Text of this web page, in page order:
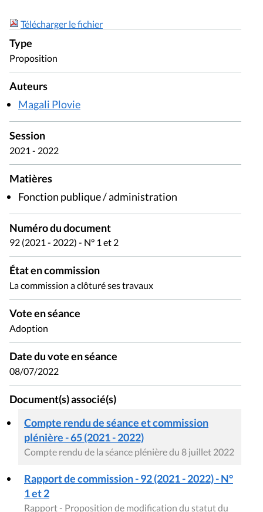
Télécharger le fichier
Type
Proposition
Auteurs
Magali Plovie
Session
2021 - 2022
Matières
Fonction publique / administration
Numéro du document
92 (2021 - 2022) - N° 1 et 2
État en commission
La commission a clôturé ses travaux
Vote en séance
Adoption
Date du vote en séance
08/07/2022
Document(s) associé(s)
Compte rendu de séance et commission
plénière - 65 (2021 - 2022)
Compte rendu de la séance plénière du 8 juillet 2022
Rapport de commission - 92 (2021 - 2022) - N°
1 et 2
Rapport - Proposition de modification du statut du